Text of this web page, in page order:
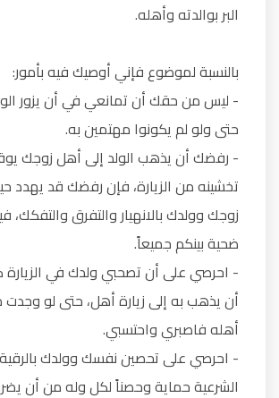
البر بوالدته وأهله.
بالنسبة لموضوع فإني أوصيك فيه بأمور:
- ليس من حقك أن تمانعي في أن يزور
حتى ولو لم يكونوا مهتمين به.
- رفضك أن يذهب الولد إلى أهل زوجك
تخشينه من الزيارة، فإن رفضك قد يهدد
زوجك وولدك بالانهيار والتفرق والتفكك،
ضحية بينكم جميعاً.
- احرصي على أن تصحبي ولدك في الزيارة
أن يذهب به إلى زيارة أهل، حتى لو
أهله فاصبري واحتسبي.
- احرصي على تحصين نفسك وولدك بالرقية
الشرعية حماية وحصناً لكل وله من أن